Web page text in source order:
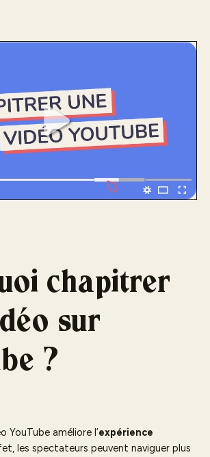
chapitrer
sur
?
YouTube améliore l’expérience
les spectateurs peuvent naviguer plus